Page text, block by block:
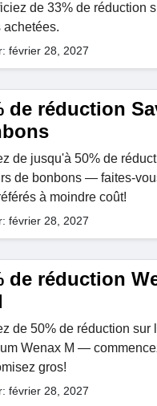
de 33% de réduction
achetées.
février 28, 2027
de réduction
de jusqu'à 50% de
de bonbons — faites-
à moindre coût!
février 28, 2027
de réduction
de 50% de réduction sur
Wenax M —
gros!
février 28, 2027